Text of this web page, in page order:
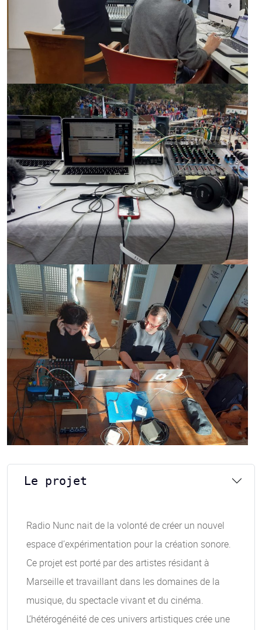
Le projet
Radio Nunc nait de la volonté de créer un nouvel
espace d’expérimentation pour la création sonore.
Ce projet est porté par des artistes résidant à
Marseille et travaillant dans les domaines de la
musique, du spectacle vivant et du cinéma.
L’hétérogénéité de ces univers artistiques crée une